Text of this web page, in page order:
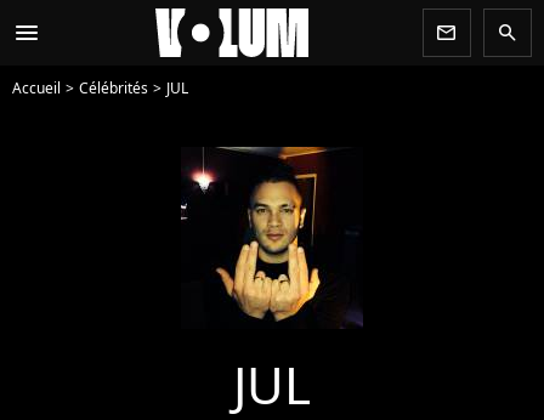
menu newsletter search
Accueil Célébrités JUL
JUL